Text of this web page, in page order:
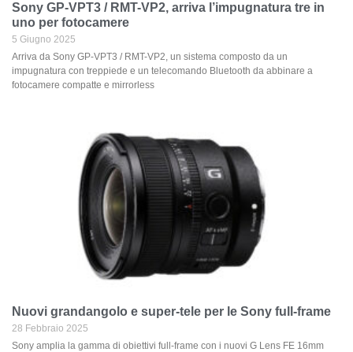
Sony GP-VPT3 / RMT-VP2, arriva l’impugnatura tre in
uno per fotocamere
5 Giugno 2025
Arriva da Sony GP-VPT3 / RMT-VP2, un sistema composto da un
impugnatura con treppiede e un telecomando Bluetooth da abbinare a
fotocamere compatte e mirrorless
Nuovi grandangolo e super-tele per le Sony full-frame
28 Febbraio 2025
Sony amplia la gamma di obiettivi full-frame con i nuovi G Lens FE 16mm